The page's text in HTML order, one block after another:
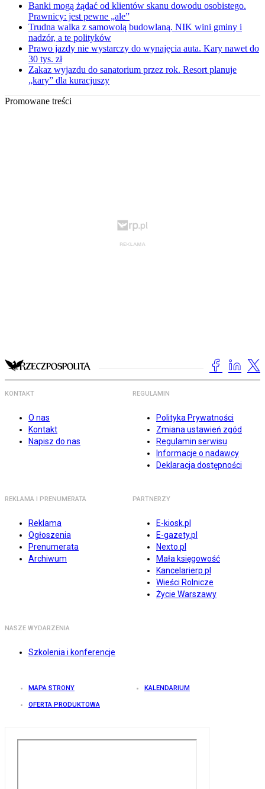
Banki mogą żądać od klientów skanu dowodu osobistego.
Prawnicy: jest pewne „ale”
Trudna walka z samowolą budowlaną. NIK wini gminy i
nadzór, a te polityków
Prawo jazdy nie wystarczy do wynajęcia auta. Kary nawet do
30 tys. zł
Zakaz wyjazdu do sanatorium przez rok. Resort planuje
„kary” dla kuracjuszy
Promowane treści
KONTAKT
O nas
Kontakt
Napisz do nas
REGULAMIN
Polityka Prywatności
Zmiana ustawień zgód
Regulamin serwisu
Informacje o nadawcy
Deklaracja dostępności
REKLAMA I PRENUMERATA
Reklama
Ogłoszenia
Prenumerata
Archiwum
PARTNERZY
E-kiosk.pl
E-gazety.pl
Nexto.pl
Mała księgowość
Kancelarierp.pl
Wieści Rolnicze
Życie Warszawy
NASZE WYDARZENIA
Szkolenia i konferencje
MAPA STRONY KALENDARIUM
OFERTA PRODUKTOWA